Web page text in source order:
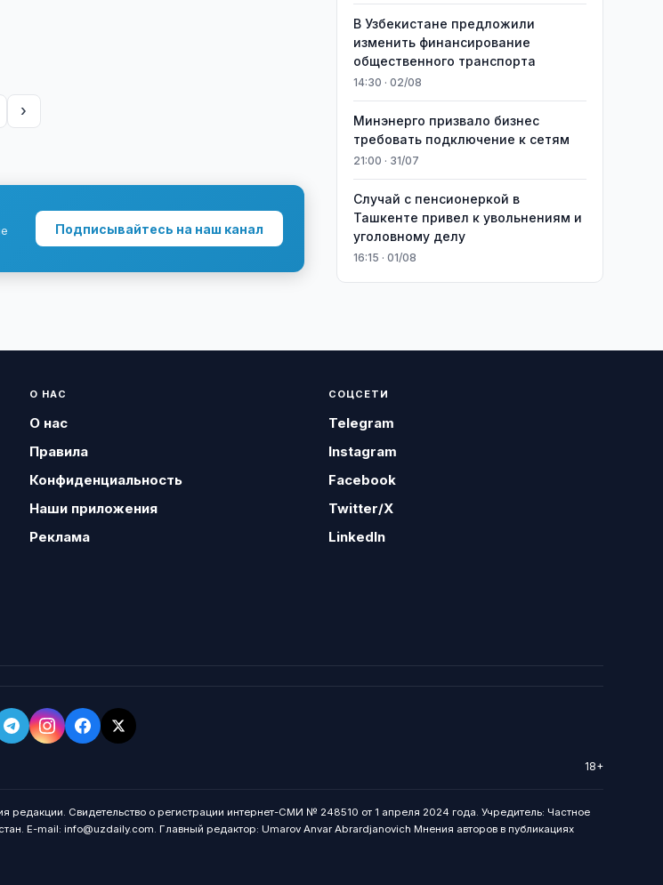
›
Подписывайтесь на наш канал
В Узбекистане предложили
изменить финансирование
общественного транспорта
14:30 · 02/08
Минэнерго призвало бизнес
требовать подключение к сетям
21:00 · 31/07
Случай с пенсионеркой в
Ташкенте привел к увольнениям и
уголовному делу
16:15 · 01/08
О НАС
О нас
Правила
Конфиденциальность
Наши приложения
Реклама
СОЦСЕТИ
Telegram
Instagram
Facebook
Twitter/X
LinkedIn
18+
редакции. Свидетельство о регистрации интернет-СМИ № 248510 от 1 апреля 2024 года. Учредитель: Частное
E-mail: info@uzdaily.com. Главный редактор: Umarov Anvar Abrardjanovich Мнения авторов в публикациях